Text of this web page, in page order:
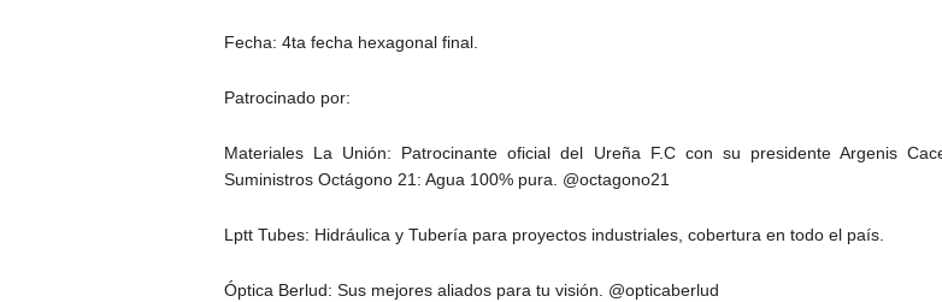
Fecha: 4ta fecha hexagonal final.
Patrocinado por:
Materiales La Unión: Patrocinante oficial del Ureña F.C con su presidente Argenis
Suministros Octágono 21: Agua 100% pura. @octagono21
Lptt Tubes: Hidráulica y Tubería para proyectos industriales, cobertura en todo el país.
Óptica Berlud: Sus mejores aliados para tu visión. @opticaberlud